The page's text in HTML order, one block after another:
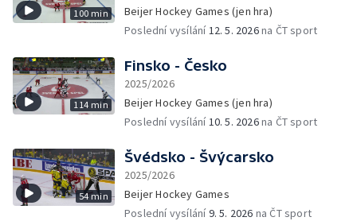
100 min
Beijer Hockey Games (jen hra)
Poslední vysílání12. 5. 2026na ČT sport
114 min
Finsko - Česko
2025/2026
Beijer Hockey Games (jen hra)
Poslední vysílání10. 5. 2026na ČT sport
54 min
Švédsko - Švýcarsko
2025/2026
Beijer Hockey Games
Poslední vysílání9. 5. 2026 na ČT sport